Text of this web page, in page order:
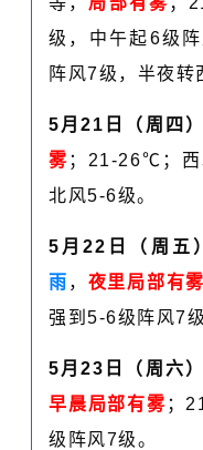
级，中午起6级
阵风7级，半夜转
5月21日（周四）
雾 ；21-26℃；西
北风5-6级。
5月22日（周五
雨 ， 夜里局部有雾
强到5-6级阵风7级
5月23日（周六）
早晨局部有雾 ；
级阵风7级。